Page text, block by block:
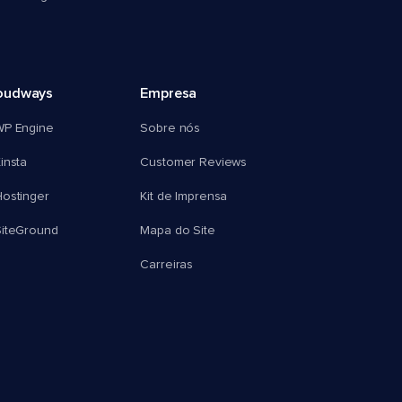
Engine
Empresa
Sobre nós
Customer Reviews
Kit de Imprensa
Mapa do Site
Carreiras